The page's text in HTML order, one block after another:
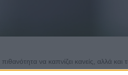
να καπνίζει κανείς, αλλά